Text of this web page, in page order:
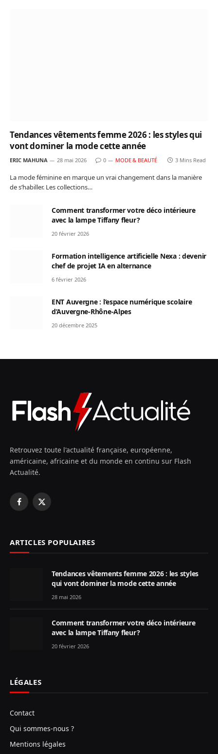
Tendances vêtements femme 2026 : les styles qui
vont dominer la mode cette année
ERIC MAHUNA 28 mai 2026 0 MODE & BEAUTÉ 3 Mins Read
La mode féminine en marque un vrai changement dans la manière
de s’habiller. Les collections…
Comment transformer votre déco intérieure
avec la lampe Tiffany fleur ?
20 février 2026
Formation intelligence artificielle Nexa : devenir
chef de projet IA en alternance
6 février 2026
ENT Auvergne : l’espace numérique scolaire
d’Auvergne-Rhône-Alpes
20 décembre 2025
Retrouvez toute l'actualité française, européenne,
américaine, africaine et du monde en continu sur Flash
Actualité.
Facebook
X
ARTICLES POPULAIRES
Tendances vêtements femme 2026 : les styles
qui vont dominer la mode cette année
28 mai 2026
Comment transformer votre déco intérieure
avec la lampe Tiffany fleur ?
20 février 2026
LÉGALES
Contact
Qui sommes-nous ?
Mentions légales